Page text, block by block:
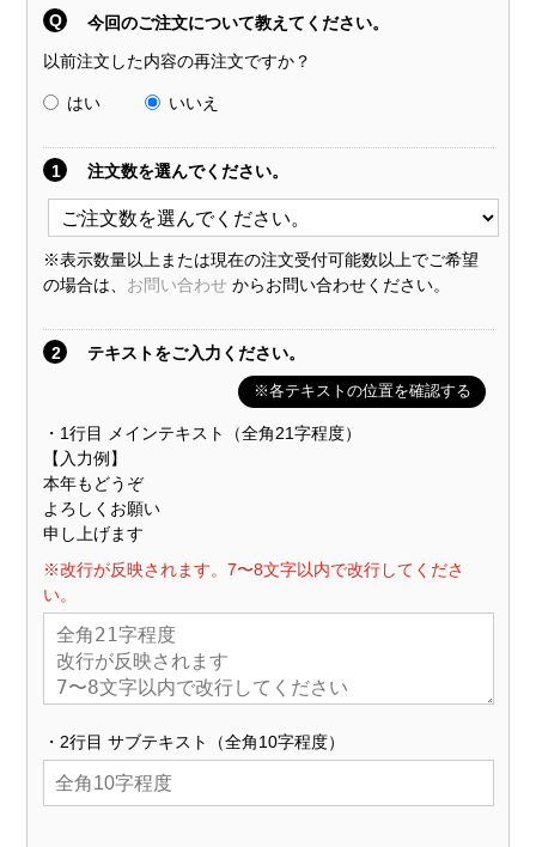
Q 今回のご注文について教えてください。
以前注文した内容の再注文ですか？
はい いいえ
1 注文数を選んでください。
※表示数量以上または現在の注文受付可能数以上でご希望
の場合は、 お問い合わせ からお問い合わせください。
2 テキストをご入力ください。
※各テキストの位置を確認する
・1行目 メインテキスト（全角21字程度）
【入力例】
本年もどうぞ
よろしくお願い
申し上げます
※改行が反映されます。7〜8文字以内で改行してくださ
い。
・2行目 サブテキスト（全角10字程度）